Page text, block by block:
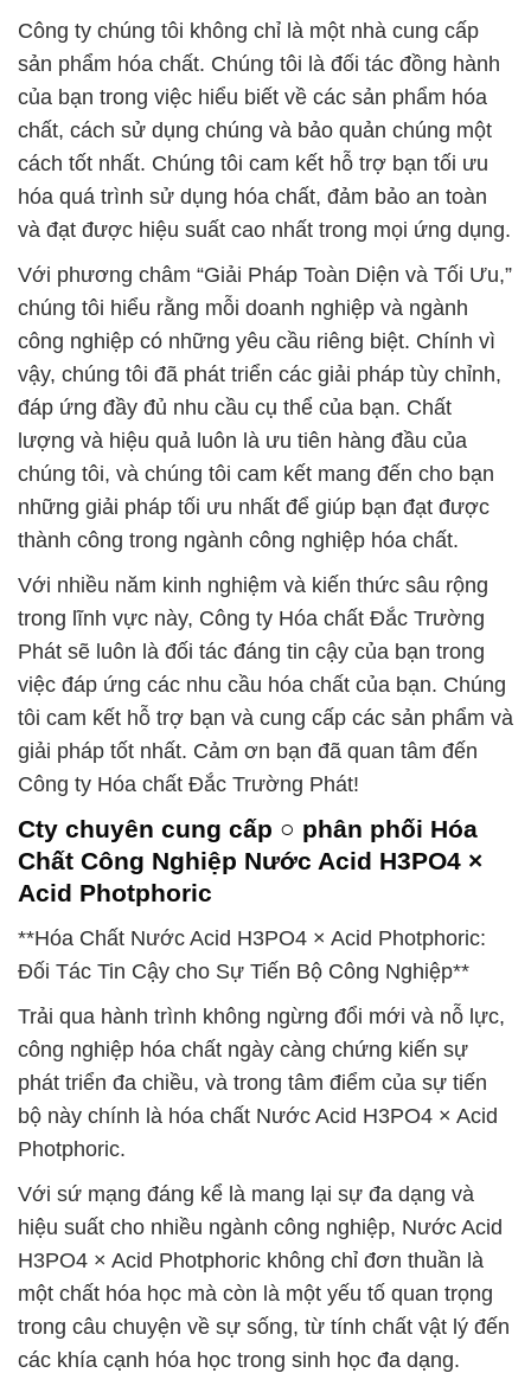
Công ty chúng tôi không chỉ là một nhà cung cấp
sản phẩm hóa chất. Chúng tôi là đối tác đồng hành
của bạn trong việc hiểu biết về các sản phẩm hóa
chất, cách sử dụng chúng và bảo quản chúng một
cách tốt nhất. Chúng tôi cam kết hỗ trợ bạn tối ưu
hóa quá trình sử dụng hóa chất, đảm bảo an toàn
và đạt được hiệu suất cao nhất trong mọi ứng dụng.
Với phương châm “Giải Pháp Toàn Diện và Tối Ưu,”
chúng tôi hiểu rằng mỗi doanh nghiệp và ngành
công nghiệp có những yêu cầu riêng biệt. Chính vì
vậy, chúng tôi đã phát triển các giải pháp tùy chỉnh,
đáp ứng đầy đủ nhu cầu cụ thể của bạn. Chất
lượng và hiệu quả luôn là ưu tiên hàng đầu của
chúng tôi, và chúng tôi cam kết mang đến cho bạn
những giải pháp tối ưu nhất để giúp bạn đạt được
thành công trong ngành công nghiệp hóa chất.
Với nhiều năm kinh nghiệm và kiến thức sâu rộng
trong lĩnh vực này, Công ty Hóa chất Đắc Trường
Phát sẽ luôn là đối tác đáng tin cậy của bạn trong
việc đáp ứng các nhu cầu hóa chất của bạn. Chúng
tôi cam kết hỗ trợ bạn và cung cấp các sản phẩm và
giải pháp tốt nhất. Cảm ơn bạn đã quan tâm đến
Công ty Hóa chất Đắc Trường Phát!
Cty chuyên cung cấp ○ phân phối Hóa
Chất Công Nghiệp Nước Acid H3PO4 ×
Acid Photphoric
**Hóa Chất Nước Acid H3PO4 × Acid Photphoric:
Đối Tác Tin Cậy cho Sự Tiến Bộ Công Nghiệp**
Trải qua hành trình không ngừng đổi mới và nỗ lực,
công nghiệp hóa chất ngày càng chứng kiến sự
phát triển đa chiều, và trong tâm điểm của sự tiến
bộ này chính là hóa chất Nước Acid H3PO4 × Acid
Photphoric.
Với sứ mạng đáng kể là mang lại sự đa dạng và
hiệu suất cho nhiều ngành công nghiệp, Nước Acid
H3PO4 × Acid Photphoric không chỉ đơn thuần là
một chất hóa học mà còn là một yếu tố quan trọng
trong câu chuyện về sự sống, từ tính chất vật lý đến
các khía cạnh hóa học trong sinh học đa dạng.